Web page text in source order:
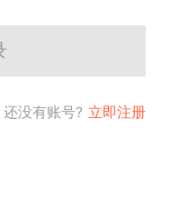
还没有账号? 立即注册